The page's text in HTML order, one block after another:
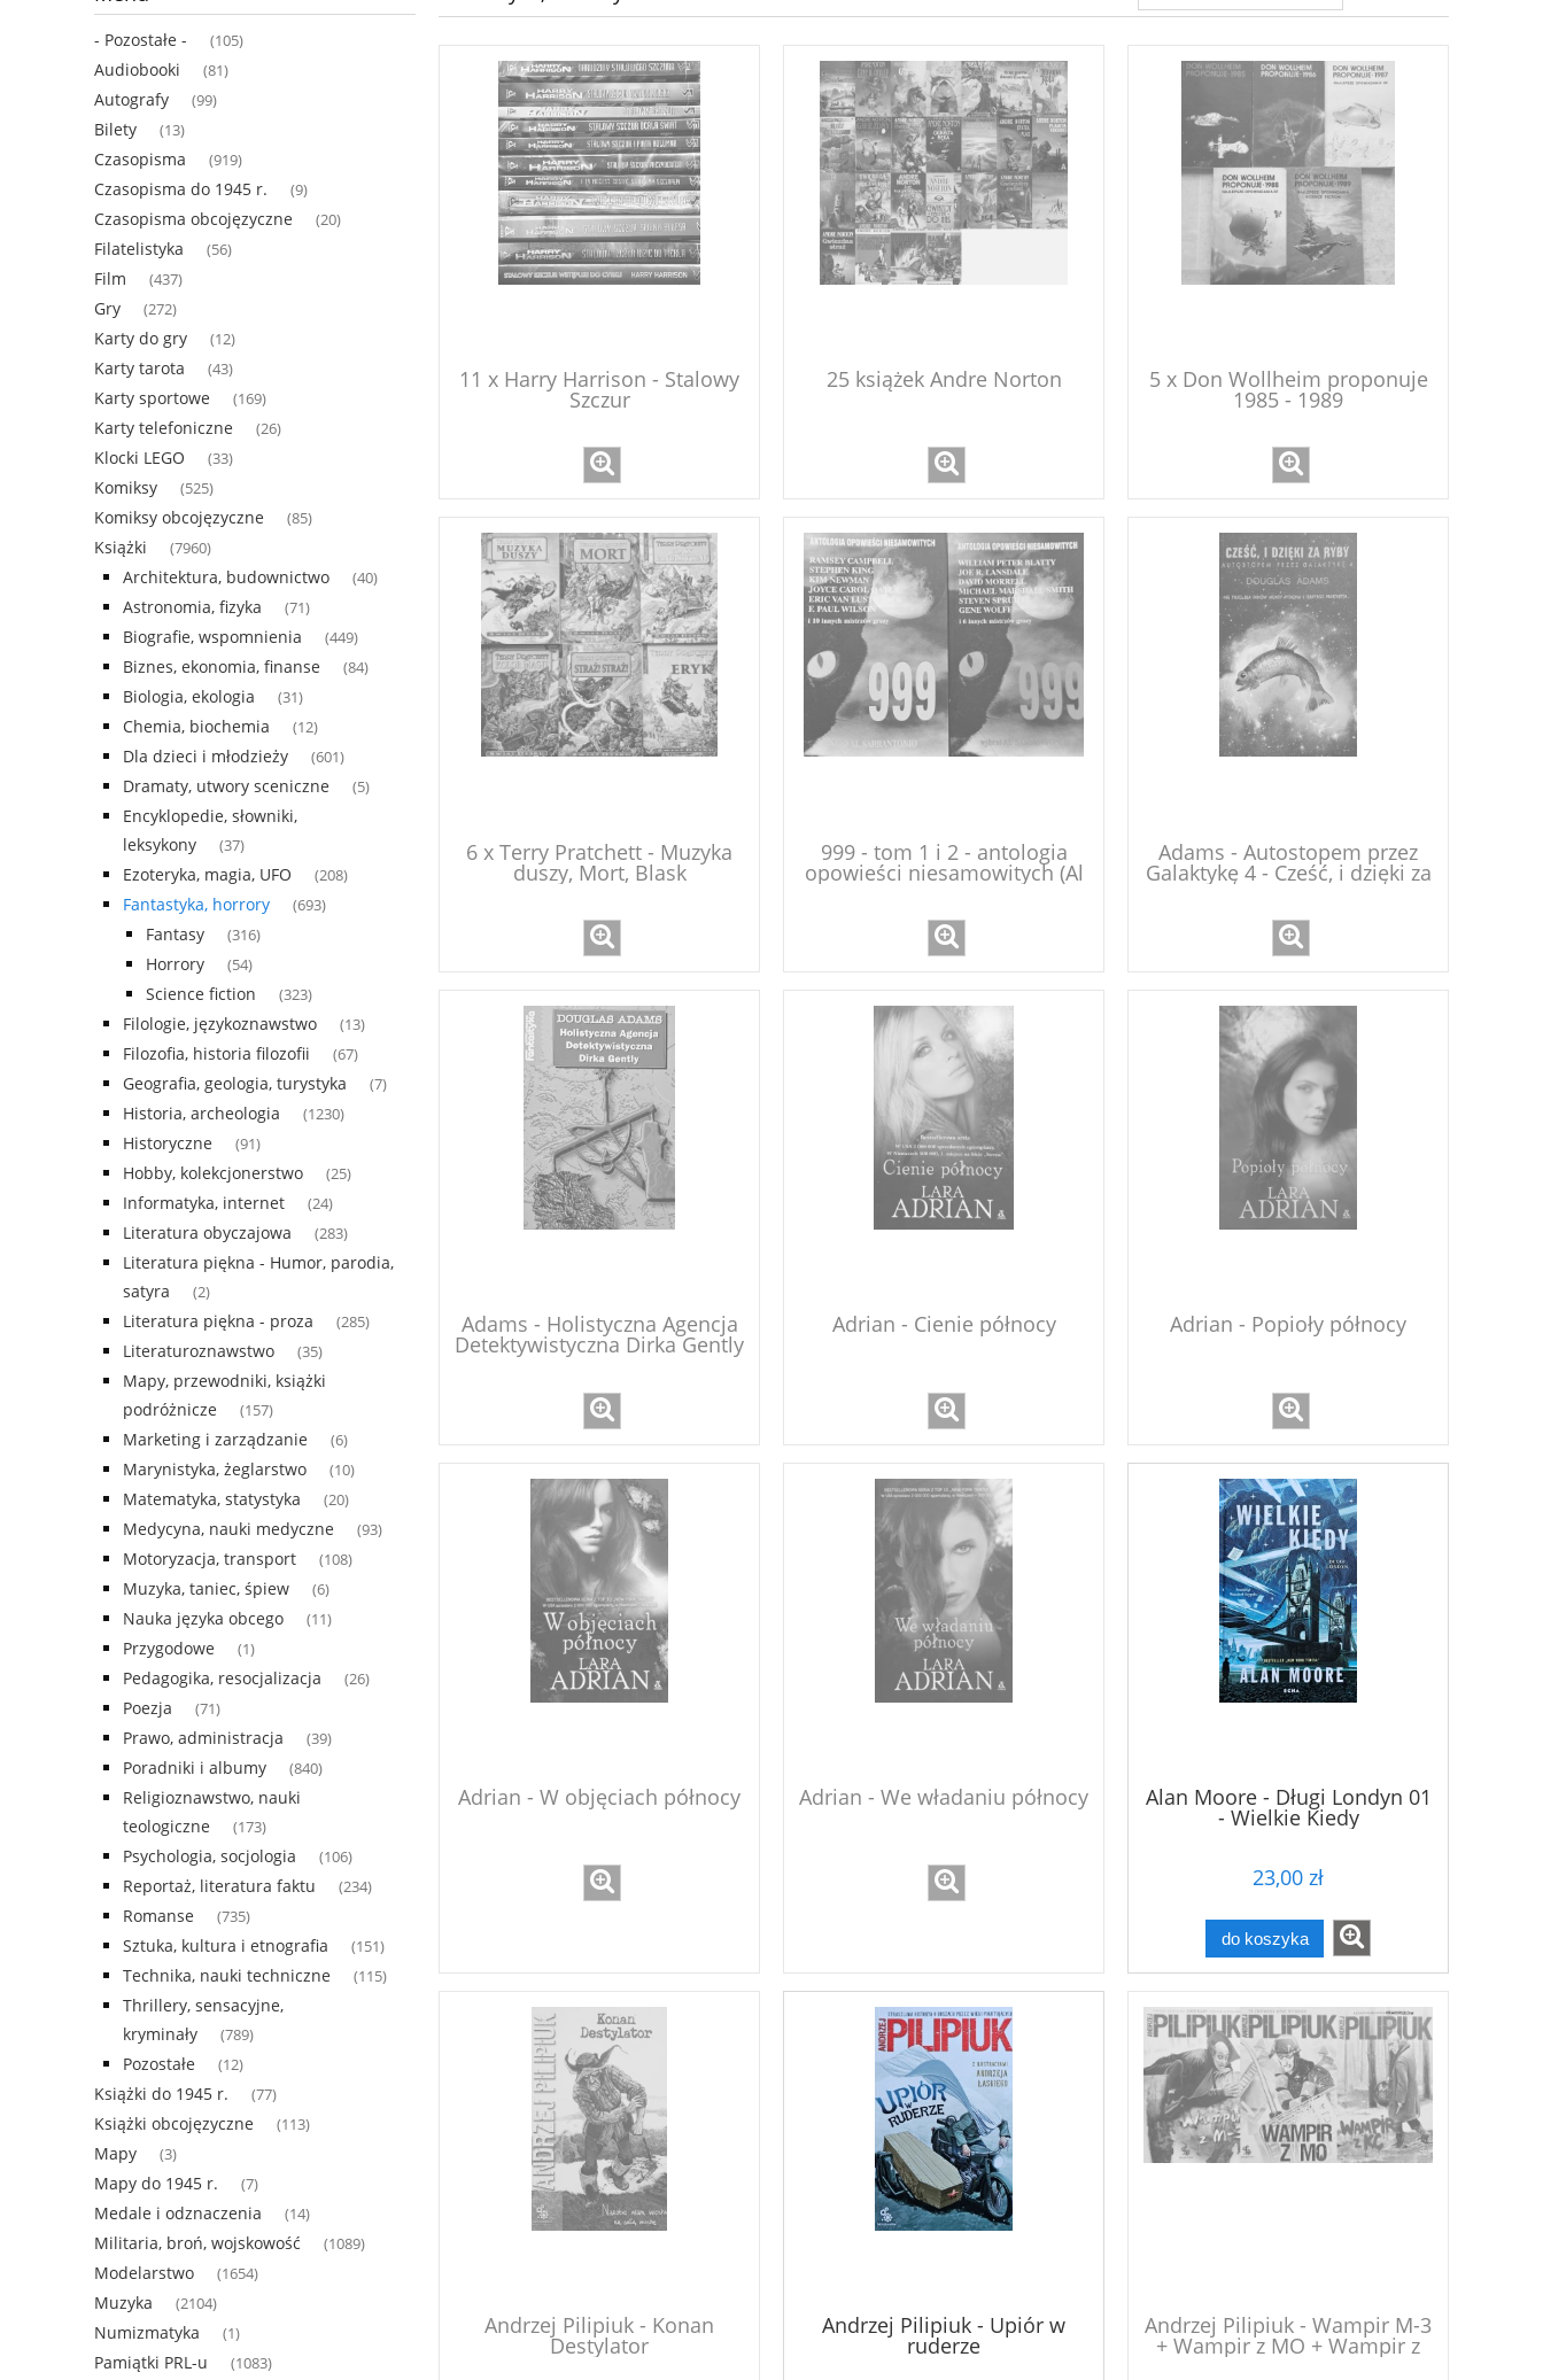
- Pozostałe - (105)
Audiobooki (81)
Autografy (99)
Bilety (13)
Czasopisma (919)
Czasopisma do 1945 r. (9)
Czasopisma obcojęzyczne (20)
Filatelistyka (56)
Film (437)
Gry (272)
Karty do gry (12)
Karty tarota (43)
Karty sportowe (169)
Karty telefoniczne (26)
Klocki LEGO (33)
Komiksy (525)
Komiksy obcojęzyczne (85)
Książki (7960)
Architektura, budownictwo (40)
Astronomia, fizyka (71)
Biografie, wspomnienia (449)
Biznes, ekonomia, finanse (84)
Biologia, ekologia (31)
Chemia, biochemia (12)
Dla dzieci i młodzieży (601)
Dramaty, utwory sceniczne (5)
Encyklopedie, słowniki,
leksykony
(37)
Ezoteryka, magia, UFO (208)
Fantastyka, horrory (693)
Fantasy (316)
Horrory (54)
Science fiction (323)
Filologie, językoznawstwo (13)
Filozofia, historia filozofii (67)
Geografia, geologia, turystyka (7)
Historia, archeologia (1230)
Historyczne (91)
Hobby, kolekcjonerstwo (25)
Informatyka, internet (24)
Literatura obyczajowa (283)
Literatura piękna - Humor, parodia,
satyra
(2)
Literatura piękna - proza (285)
Literaturoznawstwo (35)
Mapy, przewodniki, książki
podróżnicze
(157)
Marketing i zarządzanie (6)
Marynistyka, żeglarstwo (10)
Matematyka, statystyka (20)
Medycyna, nauki medyczne (93)
Motoryzacja, transport (108)
Muzyka, taniec, śpiew (6)
Nauka języka obcego (11)
Przygodowe (1)
Pedagogika, resocjalizacja (26)
Poezja (71)
Prawo, administracja (39)
Poradniki i albumy (840)
Religioznawstwo, nauki
teologiczne
(173)
Psychologia, socjologia (106)
Reportaż, literatura faktu (234)
Romanse (735)
Sztuka, kultura i etnografia (151)
Technika, nauki techniczne (115)
Thrillery, sensacyjne,
kryminały
(789)
Pozostałe (12)
Książki do 1945 r. (77)
Książki obcojęzyczne (113)
Mapy (3)
Mapy do 1945 r. (7)
Medale i odznaczenia (14)
Militaria, broń, wojskowość (1089)
Modelarstwo (1654)
Muzyka (2104)
Numizmatyka (1)
Pamiątki PRL-u (1083)
11 x Harry Harrison - Stalowy
Szczur
25 książek Andre Norton 5 x Don Wollheim proponuje
1985 - 1989
6 x Terry Pratchett - Muzyka
duszy, Mort, Blask
fantastyczny, Kolor magii,
Straż! Straż!, Eryk
999 - tom 1 i 2 - antologia
opowieści niesamowitych (Al
Adams - Autostopem przez
Galaktykę 4 - Cześć, i dzięki za
Adams - Holistyczna Agencja
Detektywistyczna Dirka Gently
Adrian - Cienie północy Adrian - Popioły północy
Adrian - W objęciach północy Adrian - We władaniu północy Alan Moore - Długi Londyn 01
- Wielkie Kiedy
23,00 zł
do koszyka
Andrzej Pilipiuk - Konan
Destylator
Andrzej Pilipiuk - Upiór w
ruderze
Andrzej Pilipiuk - Wampir M-3
+ Wampir z MO + Wampir z